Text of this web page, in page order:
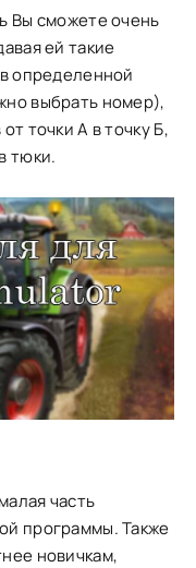
Вы сможете очень
ей такие
определенной
выбрать номер),
точки А в точку Б,
тюки.
часть
программы. Также
новичкам,